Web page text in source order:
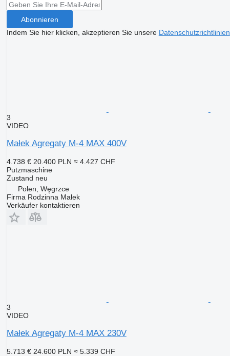
Abonnieren
Indem Sie hier klicken, akzeptieren Sie unsere Datenschutzrichtlinien
3
VIDEO
Małek Agregaty M-4 MAX 400V
4.738 € 20.400 PLN ≈ 4.427 CHF
Putzmaschine
Zustand neu
Polen, Węgrzce
Firma Rodzinna Małek
Verkäufer kontaktieren
3
VIDEO
Małek Agregaty M-4 MAX 230V
5.713 € 24.600 PLN ≈ 5.339 CHF